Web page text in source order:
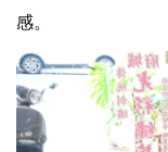
感。